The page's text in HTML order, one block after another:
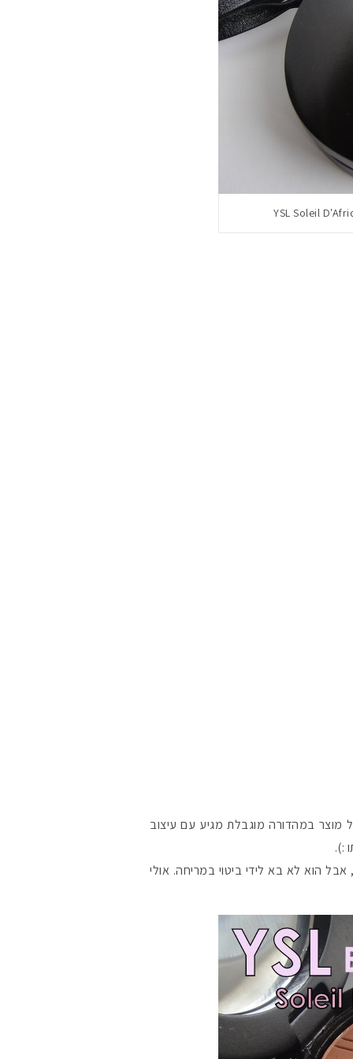
מוצר במהדורה מוגבלת מגיע עם עיצוב
:).
הוא לא בא לידי ביטוי במריחה. אולי